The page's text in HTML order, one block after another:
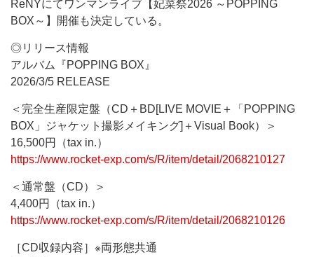
ReNYにてワンマンライブ【妃菜祭2026 ～POPPING
BOX～】開催も決定している。
◎リリース情報
アルバム『POPPING BOX』
2026/3/5 RELEASE
＜完全生産限定盤（CD＋BD[LIVE MOVIE＋「POPPING
BOX」ジャケット撮影メイキング]＋Visual Book）＞
16,500円（tax in.）
https://www.rocket-exp.com/s/R/item/detail/2068210127
＜通常盤（CD）＞
4,400円（tax in.）
https://www.rocket-exp.com/s/R/item/detail/2068210126
［CD収録内容］※両形態共通